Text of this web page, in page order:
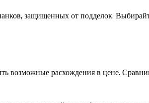
защищенных от подделок.
возможные расхождения в цене.